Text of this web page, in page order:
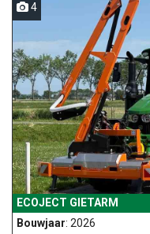
4
ECOJECT GIETARM
Bouwjaar: 2026